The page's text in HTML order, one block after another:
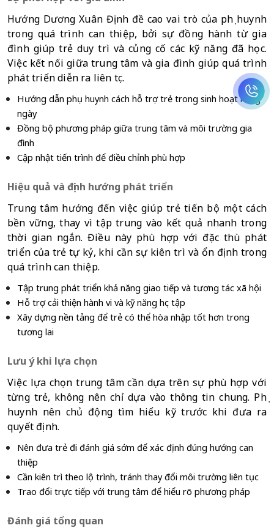
Hướng Dương Xuân Định đề cao vai trò của phụ huynh
trong quá trình can thiệp, bởi sự đồng hành từ gia
đình giúp trẻ duy trì và củng cố các kỹ năng đã học.
Việc kết nối giữa trung tâm và gia đình giúp quá trình
phát triển diễn ra liên tục.
Hướng dẫn phụ huynh cách hỗ trợ trẻ trong sinh hoạt hàng
ngày
Đồng bộ phương pháp giữa trung tâm và môi trường gia
đình
Cập nhật tiến trình để điều chỉnh phù hợp
Hiệu quả và định hướng phát triển
Trung tâm hướng đến việc giúp trẻ tiến bộ một cách
bền vững, thay vì tập trung vào kết quả nhanh trong
thời gian ngắn. Điều này phù hợp với đặc thù phát
triển của trẻ tự kỷ, khi cần sự kiên trì và ổn định trong
quá trình can thiệp.
Tập trung phát triển khả năng giao tiếp và tương tác xã hội
Hỗ trợ cải thiện hành vi và kỹ năng học tập
Xây dựng nền tảng để trẻ có thể hòa nhập tốt hơn trong
tương lai
Lưu ý khi lựa chọn
Việc lựa chọn trung tâm cần dựa trên sự phù hợp với
từng trẻ, không nên chỉ dựa vào thông tin chung. Phụ
huynh nên chủ động tìm hiểu kỹ trước khi đưa ra
quyết định.
Nên đưa trẻ đi đánh giá sớm để xác định đúng hướng can
thiệp
Cần kiên trì theo lộ trình, tránh thay đổi môi trường liên tục
Trao đổi trực tiếp với trung tâm để hiểu rõ phương pháp
Đánh giá tổng quan